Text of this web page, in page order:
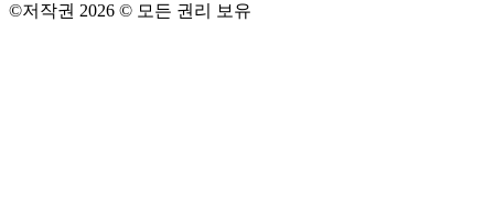
©저작권 2026 © 모든 권리 보유